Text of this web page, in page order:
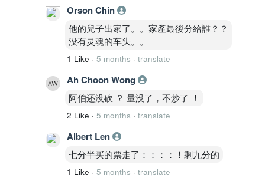
Orson Chin
他的兒子出家了。。家產最後分給誰？？
没有灵魂的车头。。
1 Like · 5 months · translate
Ah Choon Wong
阿伯还没砍 ？ 量没了，不炒了 ！
2 Like · 5 months · translate
Albert Len
七分半买的票走了：：：：！剩九分的
1 Like · 5 months · translate